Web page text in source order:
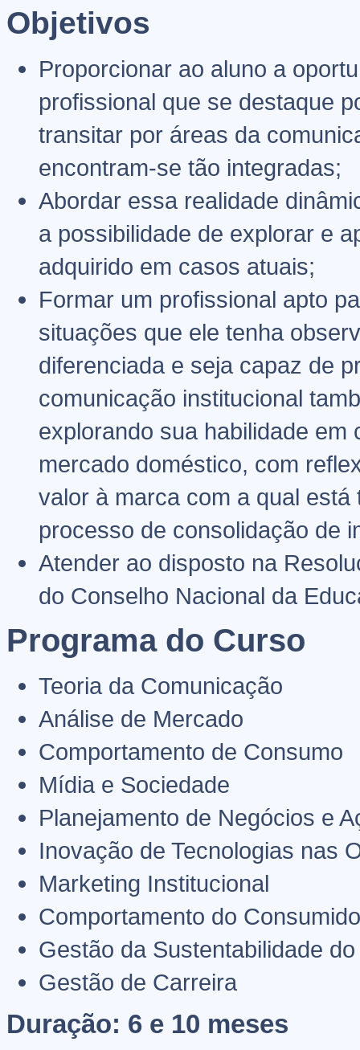
Objetivos
Proporcionar ao aluno a
profissional que se destaque
transitar por áreas da
encontram-se tão integradas;
Abordar essa realidade
a possibilidade de explorar e
adquirido em casos atuais;
Formar um profissional apto
situações que ele tenha
diferenciada e seja capaz de
comunicação institucional
explorando sua habilidade
mercado doméstico, com
valor à marca com a qual
processo de consolidação de
Atender ao disposto na
do Conselho Nacional da
Programa do Curso
Teoria da Comunicação
Análise de Mercado
Comportamento de Consumo
Mídia e Sociedade
Planejamento de Negócios e
Inovação de Tecnologias nas
Marketing Institucional
Comportamento do
Gestão da Sustentabilidade
Gestão de Carreira
Duração: 6 e 10 meses